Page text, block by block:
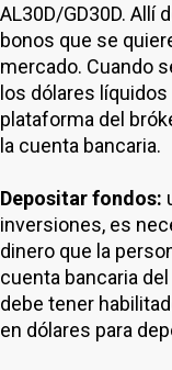
AL30D/GD30D. Allí
bonos que se
mercado. Cuando
los dólares
plataforma del
la cuenta bancaria.
Depositar fondos:
inversiones, es
dinero que la
cuenta bancaria
debe tener
en dólares para